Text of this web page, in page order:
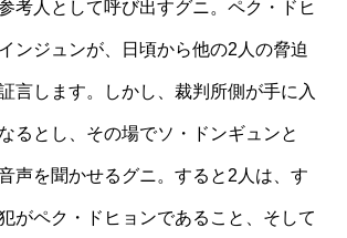
考人として呼び出すグニ。ペク・ドヒ
ンジュンが、日頃から他の2人の脅迫
言します。しかし、裁判所側が手に入
るとし、その場でソ・ドンギュンと
声を聞かせるグニ。すると2人は、す
がペク・ドヒョンであること、そして